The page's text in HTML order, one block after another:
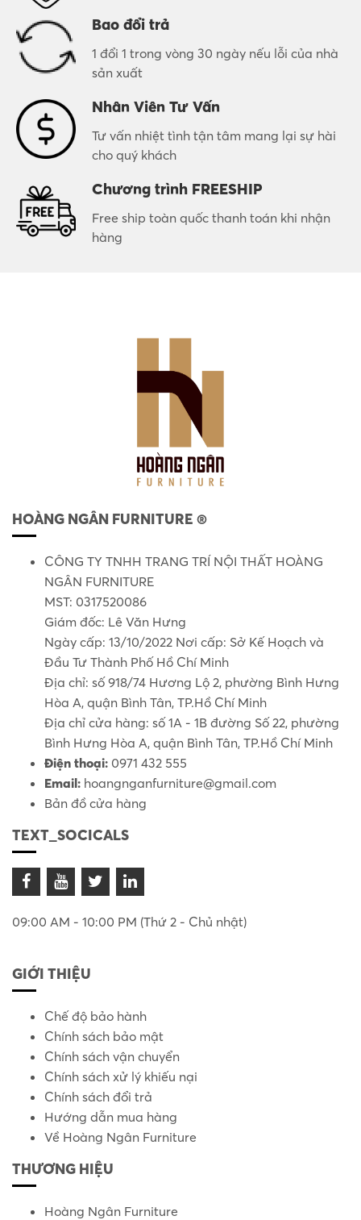
Bao đổi trả
1 đổi 1 trong vòng 30 ngày nếu lỗi của nhà
sản xuất
Nhân Viên Tư Vấn
Tư vấn nhiệt tình tận tâm mang lại sự hài
cho quý khách
Chương trình FREESHIP
Free ship toàn quốc thanh toán khi nhận
hàng
HOÀNG NGÂN FURNITURE ®
CÔNG TY TNHH TRANG TRÍ NỘI THẤT HOÀNG
NGÂN FURNITURE
MST: 0317520086
Giám đốc: Lê Văn Hưng
Ngày cấp: 13/10/2022 Nơi cấp: Sở Kế Hoạch và
Đầu Tư Thành Phố Hồ Chí Minh
Địa chỉ: số 918/74 Hương Lộ 2, phường Bình Hưng
Hòa A, quận Bình Tân, TP.Hồ Chí Minh
Địa chỉ cửa hàng: số 1A - 1B đường Số 22, phường
Bình Hưng Hòa A, quận Bình Tân, TP.Hồ Chí Minh
Điện thoại: 0971 432 555
Email: hoangnganfurniture@gmail.com
Bản đồ cửa hàng
TEXT_SOCICALS
09:00 AM - 10:00 PM (Thứ 2 - Chủ nhật)
GIỚI THIỆU
Chế độ bảo hành
Chính sách bảo mật
Chính sách vận chuyển
Chính sách xử lý khiếu nại
Chính sách đổi trả
Hướng dẫn mua hàng
Về Hoàng Ngân Furniture
THƯƠNG HIỆU
Hoàng Ngân Furniture